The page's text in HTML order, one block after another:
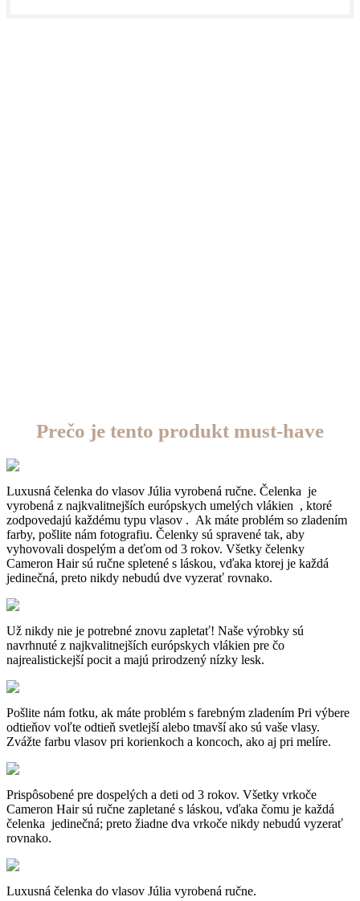
Prečo je tento produkt must-have
Luxusná čelenka do vlasov Júlia vyrobená ručne. Čelenka je
vyrobená z najkvalitnejších európskych umelých vlákien , ktoré
zodpovedajú každému typu vlasov . Ak máte problém so zladením
farby, pošlite nám fotografiu. Čelenky sú spravené tak, aby
vyhovovali dospelým a deťom od 3 rokov. Všetky čelenky
Cameron Hair sú ručne spletené s láskou, vďaka ktorej je každá
jedinečná, preto nikdy nebudú dve vyzerať rovnako.
Už nikdy nie je potrebné znovu zapletať! Naše výrobky sú
navrhnuté z najkvalitnejších európskych vlákien pre čo
najrealistickejší pocit a majú prirodzený nízky lesk.
Pošlite nám fotku, ak máte problém s farebným zladením Pri výbere
odtieňov voľte odtieň svetlejší alebo tmavší ako sú vaše vlasy.
Zvážte farbu vlasov pri korienkoch a koncoch, ako aj pri melíre.
Prispôsobené pre dospelých a deti od 3 rokov. Všetky vrkoče
Cameron Hair sú ručne zapletané s láskou, vďaka čomu je každá
čelenka jedinečná; preto žiadne dva vrkoče nikdy nebudú vyzerať
rovnako.
Luxusná čelenka do vlasov Júlia vyrobená ručne.